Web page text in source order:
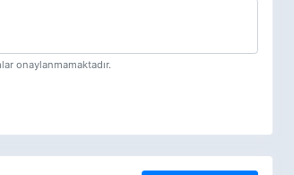
onaylanmamaktadır.